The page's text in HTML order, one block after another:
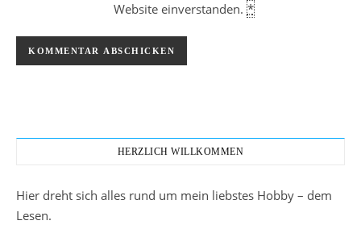
Website einverstanden. *
HERZLICH WILLKOMMEN
Hier dreht sich alles rund um mein liebstes Hobby – dem
Lesen.